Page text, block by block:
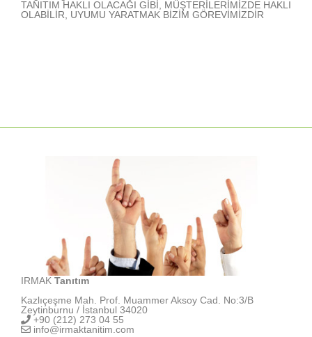
TANITIM HAKLI OLACAĞI GİBİ, MÜŞTERİLERİMİZDE HAKLI
OLABİLİR, UYUMU YARATMAK BİZİM GÖREVİMİZDİR
IRMAK Tanıtım
Kazlıçeşme Mah. Prof. Muammer Aksoy Cad. No:3/B
Zeytinburnu / İstanbul 34020
+90 (212) 273 04 55
info@irmaktanitim.com